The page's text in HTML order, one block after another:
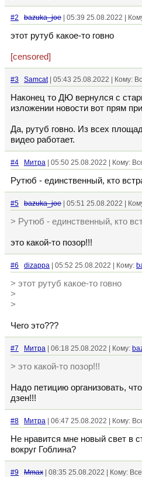
#2 bazuka_joe | 05:39 25.08.2022 |
этот рутуб какое-то говно
[censored]
#3 Samcat| 05:43 25.08.2022 | Кому:
Наконец то ДЮ вернулся с
изложении новости вот прям
Да, рутуб говно. Из всех
видео работает.
#4 Митра | 05:50 25.08.2022 | Кому:
Рутюб - единственный, кто
#5 bazuka_joe | 05:51 25.08.2022 |
> Рутюб - единственный, кто
это какой-то позор!!!
#6 dizappa | 05:52 25.08.2022 | Кому:
> этот рутуб какое-то говно
>
>
Чего это???
#7 Митра | 06:18 25.08.2022 | Кому:
> это какой-то позор!!!
Надо петицию организовать,
дзен!!!
#8 Митра | 06:47 25.08.2022 | Кому:
Не нравится мне новый свет в
вокруг Гоблина?
#9 Mmax | 08:35 25.08.2022 | Кому: